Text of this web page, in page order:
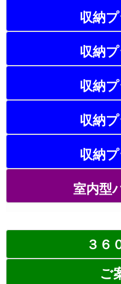
収納
収納
収納
収納
収納
室内型
３６
ご